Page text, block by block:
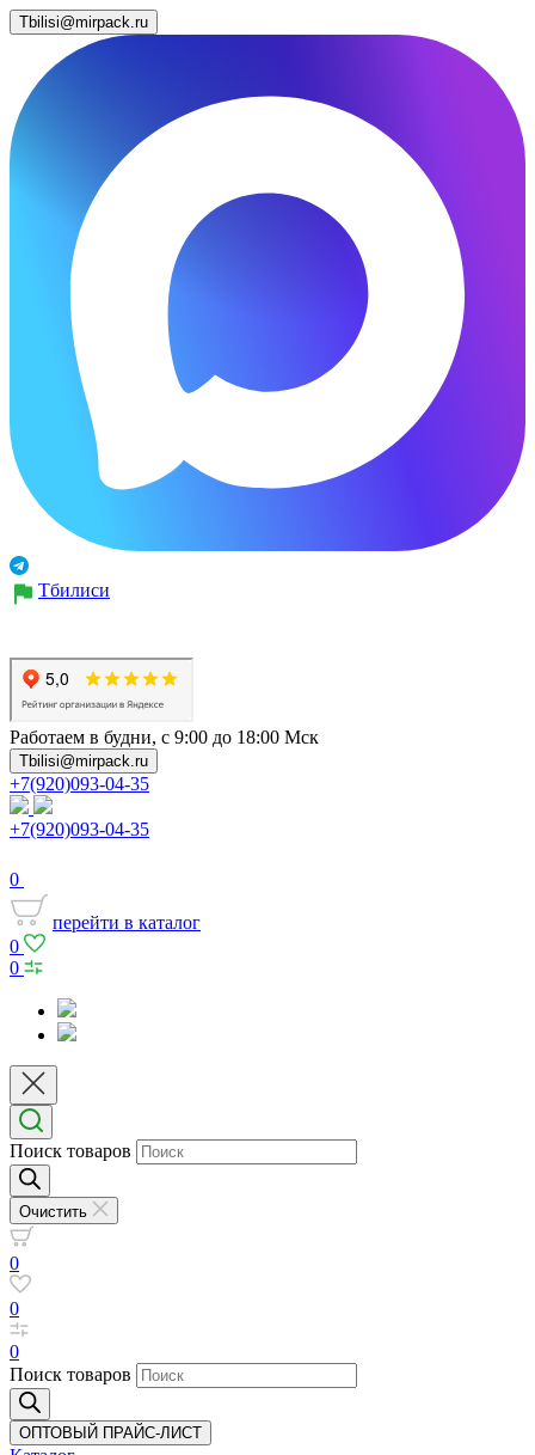
Tbilisi@mirpack.ru
Тбилиси
Работаем в будни, с 9:00 до 18:00 Мск
Tbilisi@mirpack.ru
+7(920)093-04-35
+7(920)093-04-35
0
перейти в каталог
0
0
Поиск товаров
Очистить
0
0
0
Поиск товаров
ОПТОВЫЙ ПРАЙС-ЛИСТ